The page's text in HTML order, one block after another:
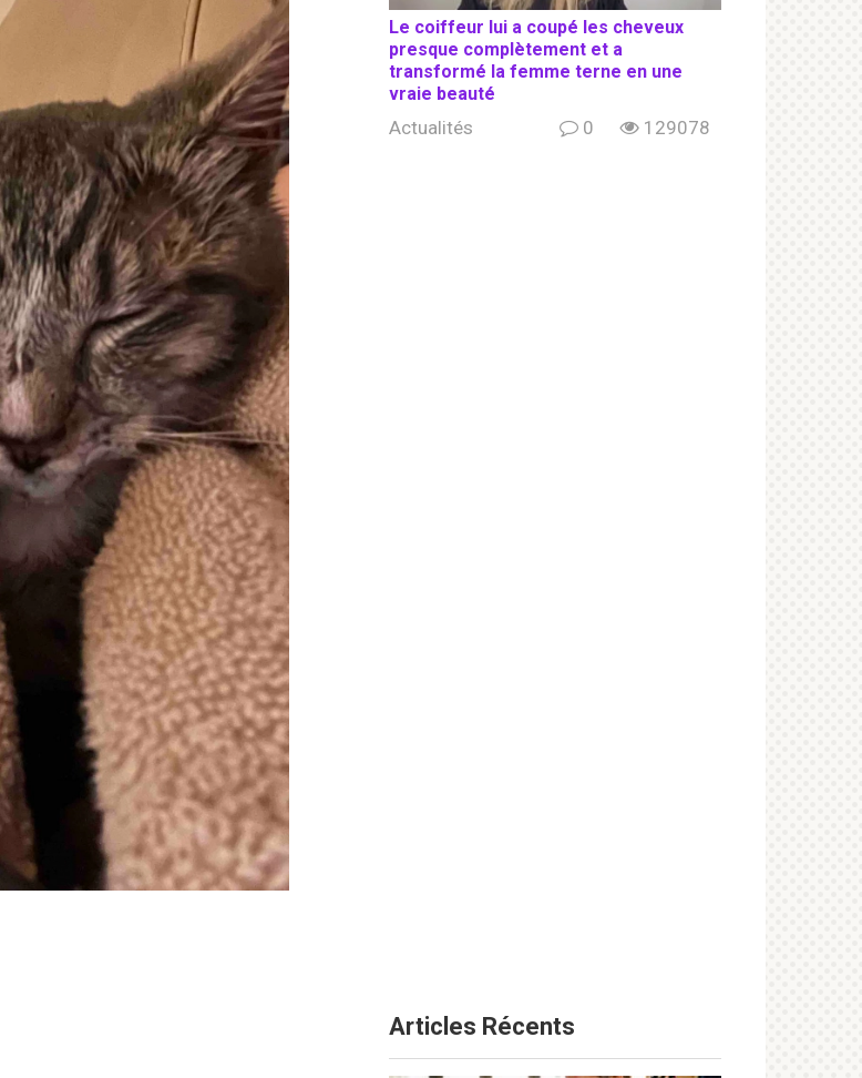
Le coiffeur lui a coupé les cheveux
presque complètement et a
transformé la femme terne en une
vraie beauté
Actualités 0 129078
Articles Récents